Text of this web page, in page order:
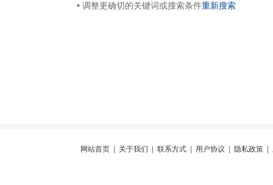
• 调整更确切的关键词或搜索条件重新搜索
网站首页| 关于我们 联系方式| 用户协议 隐私政策|